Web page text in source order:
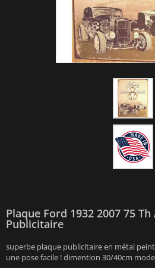
Plaque Ford 1932 2007 75
Publicitaire
superbe plaque publicitaire en métal
une pose facile ! dimention 30/40cm